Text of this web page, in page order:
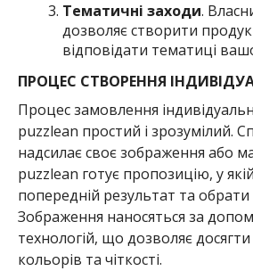
Тематичні заходи.
дозволяє створити
відповідати тематиці
ПРОЦЕС СТВОРЕННЯ
Процес замовлення
puzzlean простий і зрозумілий.
надсилає своє зображення або
puzzlean готує пропозицію, у
попередній результат та
Зображення наносяться за
технологій, що дозволяє
кольорів та чіткості.